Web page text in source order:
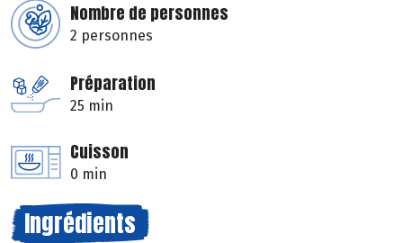
Nombre de personnes
2 personnes
Préparation
25 min
Cuisson
0 min
Ingrédients